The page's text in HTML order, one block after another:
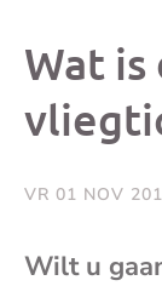
Wat is
VR 01 NOV
Wilt u